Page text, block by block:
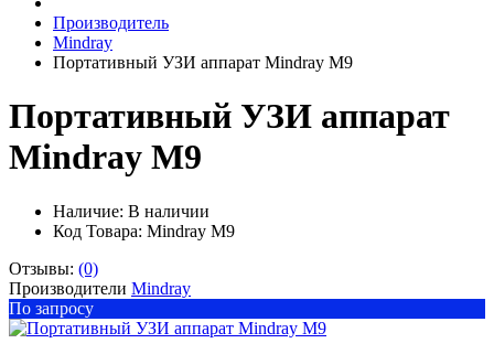
Производитель
Mindray
Портативный УЗИ аппарат Mindray M9
Портативный УЗИ аппарат
Mindray M9
Наличие: В наличии
Код Товара: Mindray M9
Отзывы: (0)
Производители Mindray
По запросу